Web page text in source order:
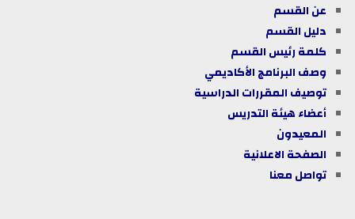
عن القسم
دليل القسم
كلمة رئيس القسم
وصف البرنامج الأكاديمي
توصيف المقررات الدراسية
أعضاء هيئة التدريس
المعيدون
الصفحة الاعلانية
تواصل معنا